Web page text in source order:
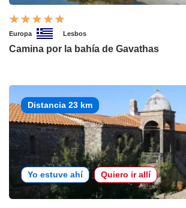
Europa Lesbos
Camina por la bahía de Gavathas
Distancia 23 km
Yo estuve ahí Quiero ir allí